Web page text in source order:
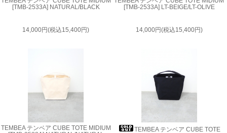
[TMB-2533A] NATURAL/BLACK
14,000円(税込15,400円)
[TMB-2533A] LT-BEIGE/LT-OLIVE
14,000円(税込15,400円)
TEMBEA テンベア CUBE TOTE MIDIUM
TEMBEA テンベア CUBE TOTE